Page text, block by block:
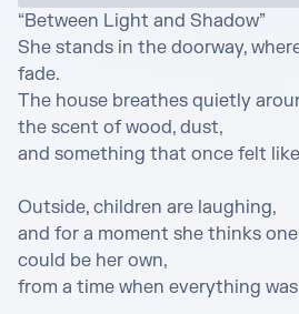
“Between Light and Shadow”
She stands in the doorway,
fade.
The house breathes quietly
the scent of wood, dust,
and something that once felt
Outside, children are laughing,
and for a moment she thinks
could be her own,
from a time when everything was